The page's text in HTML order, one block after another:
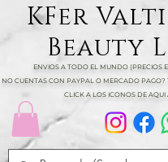
KFer
Beauty
ENVIOS A TODO EL MUNDO (PRECIOS
NO CUENTAS CON PAYPAL O MERCADO
CLICK A LOS ICONOS DE AQUI